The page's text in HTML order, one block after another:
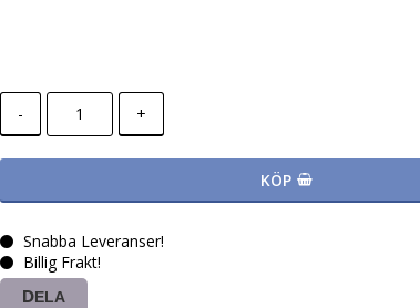
- +
KÖP
Snabba Leveranser!
Billig Frakt!
DELA